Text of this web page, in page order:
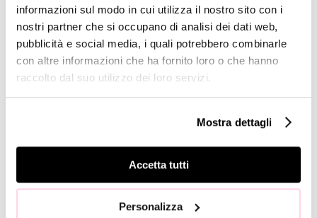
informazioni sul modo in cui utilizza il nostro sito con i
nostri partner che si occupano di analisi dei dati web,
pubblicità e social media, i quali potrebbero combinarle
con altre informazioni che ha fornito loro o che hanno
raccolto dal suo utilizzo dei loro servizi.
Mostra dettagli
Accetta tutti
Personalizza
GOVERNANCE
Board of
Directors
Board of
Statutory